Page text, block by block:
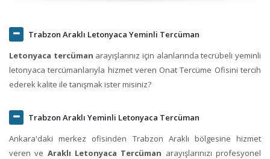
Trabzon Araklı Letonyaca Yeminli Tercüman
Letonyaca tercüman arayışlarınız için alanlarında tecrübeli yeminli
letonyaca tercümanlarıyla hizmet veren Onat Tercüme Ofisini tercih
ederek kalite ile tanışmak ister misiniz?
Trabzon Araklı Yeminli Letonyaca Tercüman
Ankara'daki merkez ofisinden Trabzon Araklı bölgesine hizmet
veren ve Araklı Letonyaca Tercüman arayışlarınızı profesyonel